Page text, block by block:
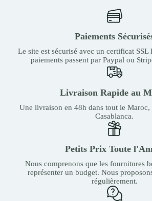
Paiements
Le site est sécurisé avec un certificat SSL
paiements passent par Paypal ou
Livraison Rapide au
Une livraison en 48h dans tout le Maroc,
Casablanca.
Petits Prix Toute
Nous comprenons que les fournitures
représenter un budget. Nous
régulièrement.